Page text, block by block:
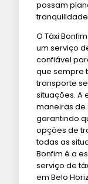
possam
O Táxi
um serviço
confiável
que sempre
transporte
situações. A
maneiras de
garantindo
opções de
todas as
Bonfim é a
serviço de
em Belo